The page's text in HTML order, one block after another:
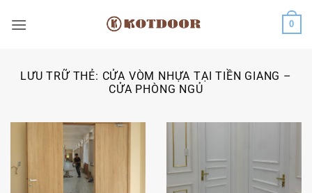
qua
0
LƯU TRỮ THẺ: CỬA VÒM NHỰA TẠI TIỀN GIANG –
CỬA PHÒNG NGỦ